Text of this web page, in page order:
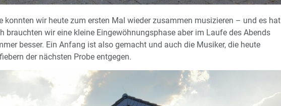
konnten wir heute zum ersten Mal wieder zusammen musizieren – und es hat
brauchten wir eine kleine Eingewöhnungsphase aber im Laufe des Abends
besser. Ein Anfang ist also gemacht und auch die Musiker, die heute
der nächsten Probe entgegen.